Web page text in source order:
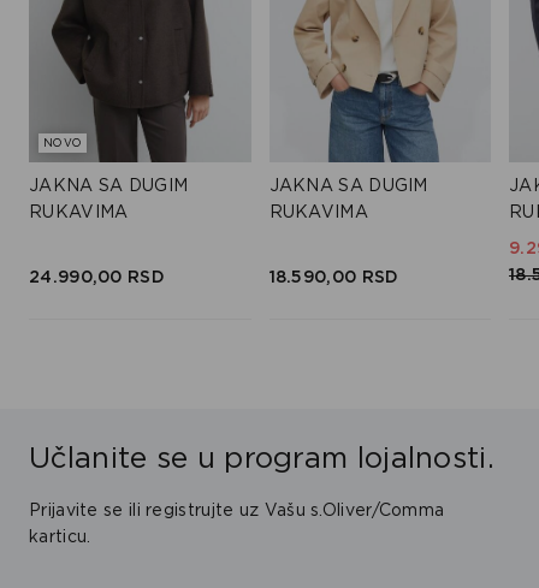
NOVO
JAKNA SA DUGIM
RUKAVIMA
24.990,00 RSD
JAKNA SA DUGIM
RUKAVIMA
18.590,00 RSD
Učlanite se u program lojalnosti.
Prijavite se ili registrujte uz Vašu s.Oliver/Comma
karticu.